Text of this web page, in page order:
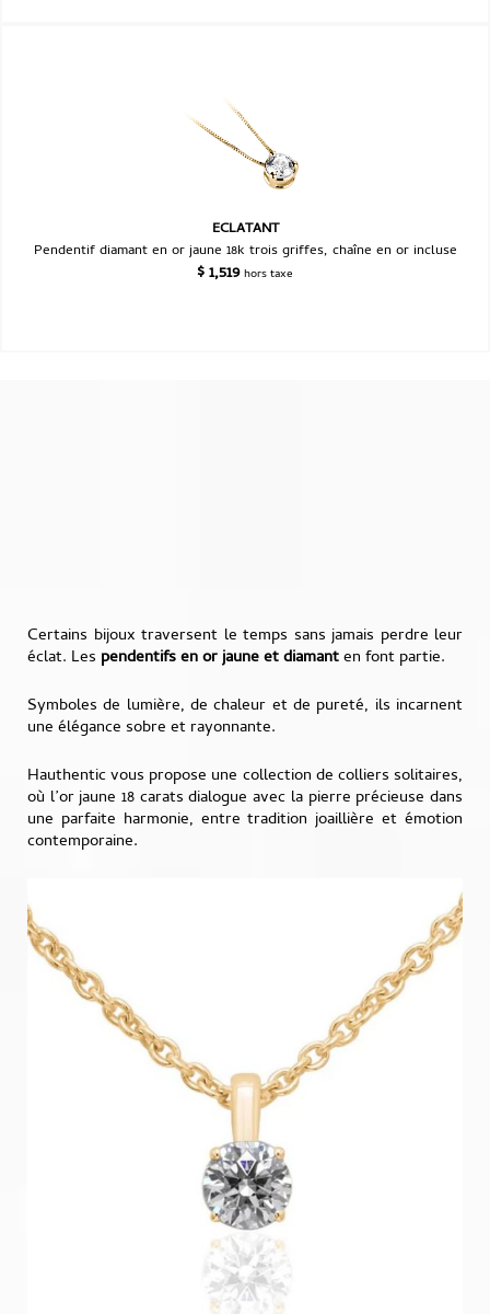
ECLATANT
Pendentif diamant en or jaune 18k trois griffes, chaîne en or incluse
$1,519 hors taxe
Certains bijoux traversent le temps sans jamais perdre leur
éclat. Les pendentifs en or jaune et diamanten font partie.
Symboles de lumière, de chaleur et de pureté, ils incarnent
une élégance sobre et rayonnante.
Hauthentic vous propose une collection de colliers solitaires,
où l’or jaune 18 carats dialogue avec la pierre précieuse dans
une parfaite harmonie, entre tradition joaillière et émotion
contemporaine.